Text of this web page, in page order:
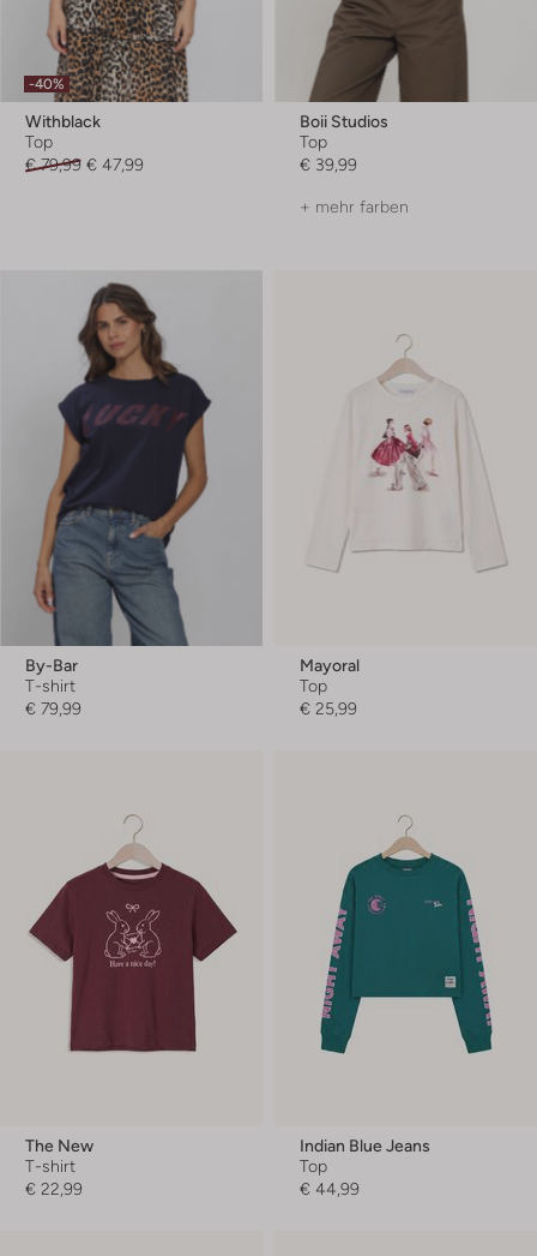
-40%
Withblack
Top
€ 79,99 € 47,99
Boii Studios
Top
€ 39,99
+ mehr farben
By-Bar
T-shirt
€ 79,99
Mayoral
Top
€ 25,99
The New
T-shirt
€ 22,99
Indian Blue Jeans
Top
€ 44,99